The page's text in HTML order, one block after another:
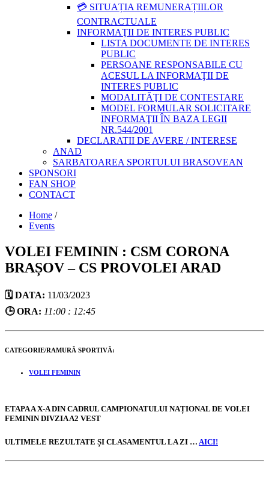
💳 SITUAȚIA REMUNERAȚIILOR
CONTRACTUALE
INFORMAŢII DE INTERES PUBLIC
LISTA DOCUMENTE DE INTERES
PUBLIC
PERSOANE RESPONSABILE CU
ACESUL LA INFORMAŢII DE
INTERES PUBLIC
MODALITĂŢI DE CONTESTARE
MODEL FORMULAR SOLICITARE
INFORMAŢII ÎN BAZA LEGII
NR.544/2001
DECLARATII DE AVERE / INTERESE
ANAD
SARBATOAREA SPORTULUI BRASOVEAN
SPONSORI
FAN SHOP
CONTACT
Home /
Events
VOLEI FEMININ : CSM CORONA
BRAȘOV – CS PROVOLEI ARAD
🗓️ DATA: 11/03/2023
🕒 ORA: 11:00 : 12:45
CATEGORIE/RAMURĂ SPORTIVĂ:
VOLEI FEMININ
ETAPA A X-A DIN CADRUL CAMPIONATULUI NAȚIONAL DE VOLEI
FEMININ DIVZIA A2 VEST
ULTIMELE REZULTATE ȘI CLASAMENTUL LA ZI … AICI!